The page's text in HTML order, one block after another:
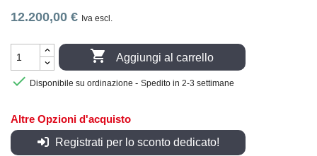
12.200,00 € Iva escl.
 Aggiungi al carrello
 Disponibile su ordinazione - Spedito in 2-3 settimane
Altre Opzioni d'acquisto
Registrati per lo sconto dedicato!